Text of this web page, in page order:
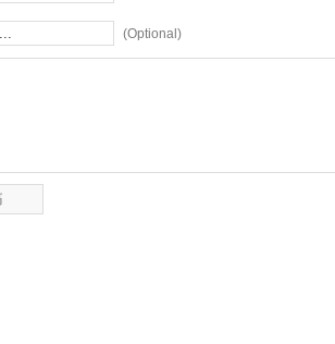
(Optional)